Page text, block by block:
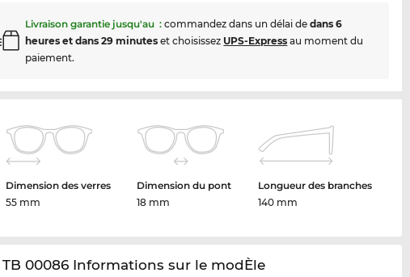
Livraison garantie jusqu'au : commandez dans un délai dedans 6
heures et dans 29 minutes et choisissez UPS-Express au moment du
paiement.
Dimension des verres
55 mm
Dimension du pont
18 mm
Longueur des branches
140 mm
TB 00086 Informations sur le modÈle